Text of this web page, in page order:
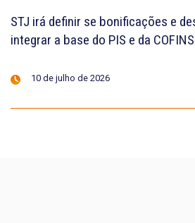
STJ irá definir se bonificações e
integrar a base do PIS e da COFINS
10 de julho de 2026